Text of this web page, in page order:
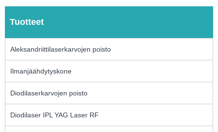
Tuotteet
Aleksandriittilaserkarvojen poisto
Ilmanjäähdytyskone
Diodilaserkarvojen poisto
Diodilaser IPL YAG Laser RF